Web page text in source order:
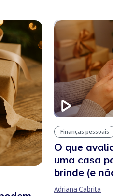
Finanças pessoais
O que
uma casa
brinde (e
Adriana Cabrita